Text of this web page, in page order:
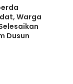
Warga
Dusun